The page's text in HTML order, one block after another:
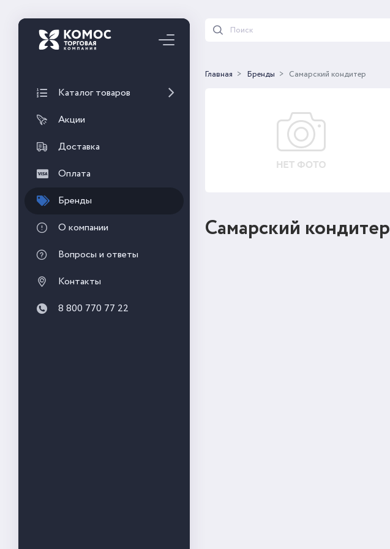
Каталог товаров
Акции
Доставка
Оплата
Бренды
О компании
Вопросы и ответы
Контакты
8 800 770 77 22
Главная Бренды Самарский кондитер
Самарский кондитер